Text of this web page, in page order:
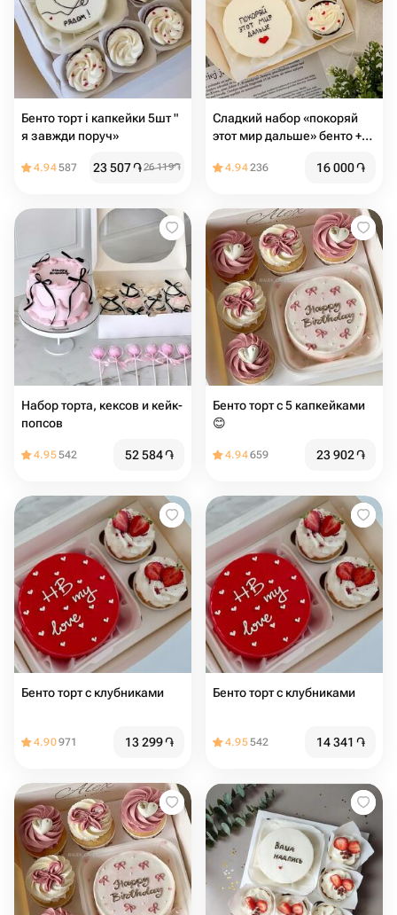
Бенто торт і капкейки 5шт "
я завжди поруч»
4.94587 23 507֏26 119֏
Сладкий набор «покоряй
этот мир дальше» бенто +
4.94236 16 000֏
Набор торта, кексов и кейк-
попсов
4.95542 52 584֏
Бенто торт с 5 капкейками
😊
4.94659 23 902֏
Бенто торт с клубниками
4.90971 13 299֏
Бенто торт с клубниками
4.95542 14 341 ֏